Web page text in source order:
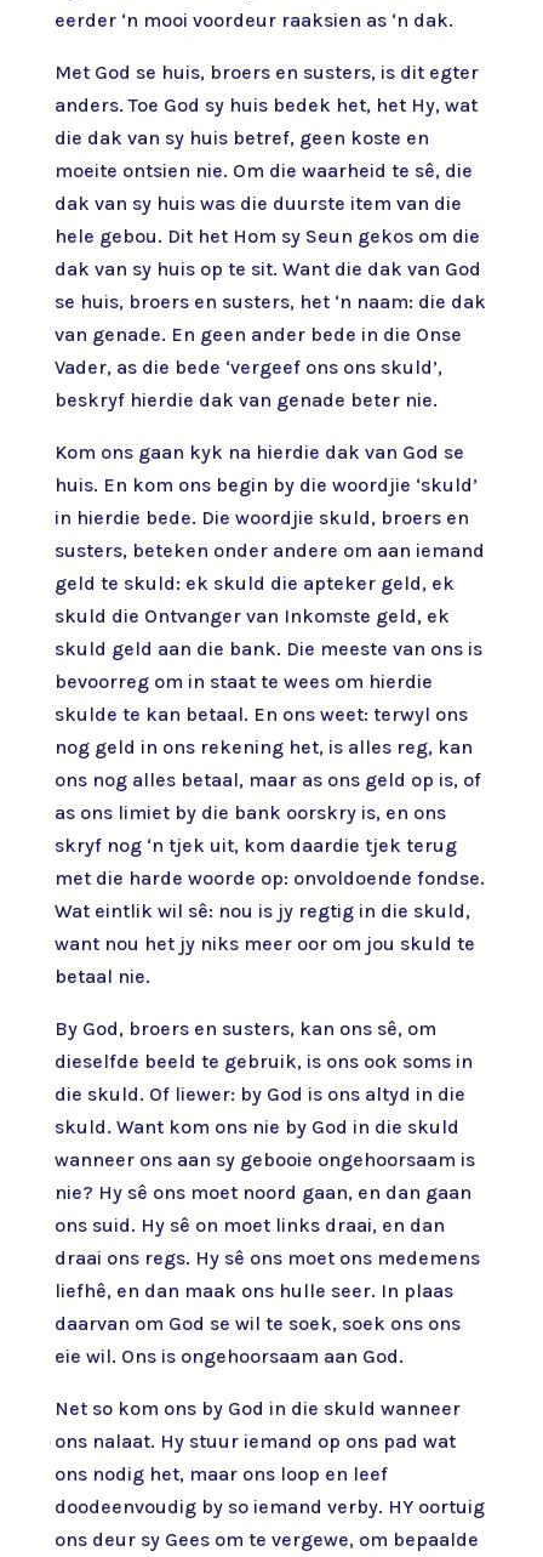
eerder ‘n mooi voordeur raaksien as ‘n dak.
Met God se huis, broers en susters, is dit egter
anders. Toe God sy huis bedek het, het Hy, wat
die dak van sy huis betref, geen koste en
moeite ontsien nie. Om die waarheid te sê, die
dak van sy huis was die duurste item van die
hele gebou. Dit het Hom sy Seun gekos om die
dak van sy huis op te sit. Want die dak van God
se huis, broers en susters, het ‘n naam: die dak
van genade. En geen ander bede in die Onse
Vader, as die bede ‘vergeef ons ons skuld’,
beskryf hierdie dak van genade beter nie.
Kom ons gaan kyk na hierdie dak van God se
huis. En kom ons begin by die woordjie ‘skuld’
in hierdie bede. Die woordjie skuld, broers en
susters, beteken onder andere om aan iemand
geld te skuld: ek skuld die apteker geld, ek
skuld die Ontvanger van Inkomste geld, ek
skuld geld aan die bank. Die meeste van ons is
bevoorreg om in staat te wees om hierdie
skulde te kan betaal. En ons weet: terwyl ons
nog geld in ons rekening het, is alles reg, kan
ons nog alles betaal, maar as ons geld op is, of
as ons limiet by die bank oorskry is, en ons
skryf nog ‘n tjek uit, kom daardie tjek terug
met die harde woorde op: onvoldoende fondse.
Wat eintlik wil sê: nou is jy regtig in die skuld,
want nou het jy niks meer oor om jou skuld te
betaal nie.
By God, broers en susters, kan ons sê, om
dieselfde beeld te gebruik, is ons ook soms in
die skuld. Of liewer: by God is ons altyd in die
skuld. Want kom ons nie by God in die skuld
wanneer ons aan sy gebooie ongehoorsaam is
nie? Hy sê ons moet noord gaan, en dan gaan
ons suid. Hy sê on moet links draai, en dan
draai ons regs. Hy sê ons moet ons medemens
liefhê, en dan maak ons hulle seer. In plaas
daarvan om God se wil te soek, soek ons ons
eie wil. Ons is ongehoorsaam aan God.
Net so kom ons by God in die skuld wanneer
ons nalaat. Hy stuur iemand op ons pad wat
ons nodig het, maar ons loop en leef
doodeenvoudig by so iemand verby. HY oortuig
ons deur sy Gees om te vergewe, om bepaalde